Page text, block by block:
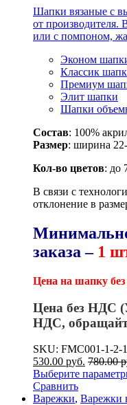
Шапки вязаные с
от производителя.
или с помпоном,
Эконом
Классик
Премиум
Элит шапки
Шапки
Состав: 100%
Размер: ширина
Кол-во цветов: до
В связи с
отклонение в
заказа – 1
Цена на шапку без
Цена без НДС
НДС,
SKU: FMC001-1-2-
530.00 руб. 780.00р
Выберите
Сравнить
Варежки, Варежки